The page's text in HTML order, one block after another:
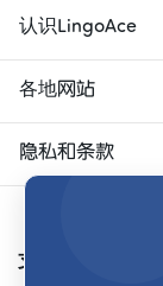
认识LingoAce
各地网站
隐私和条款
支付方式